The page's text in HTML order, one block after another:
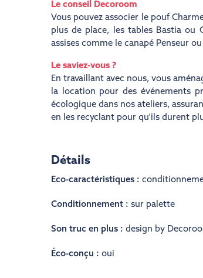
Le conseil Decoroom
Vous pouvez associer le pouf
plus de place, les tables Bastia ou
assises comme le canapé Penseur
Le saviez-vous ?
En travaillant avec nous, vous
la location pour des événements
écologique dans nos ateliers,
en les recyclant pour qu'ils durent
Détails
Eco-caractéristiques :
Conditionnement : sur palette
Son truc en plus : design by
Éco-conçu : oui